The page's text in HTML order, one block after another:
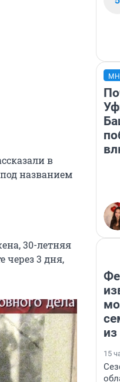
в
названием
30-летняя
через 3 дня,
15